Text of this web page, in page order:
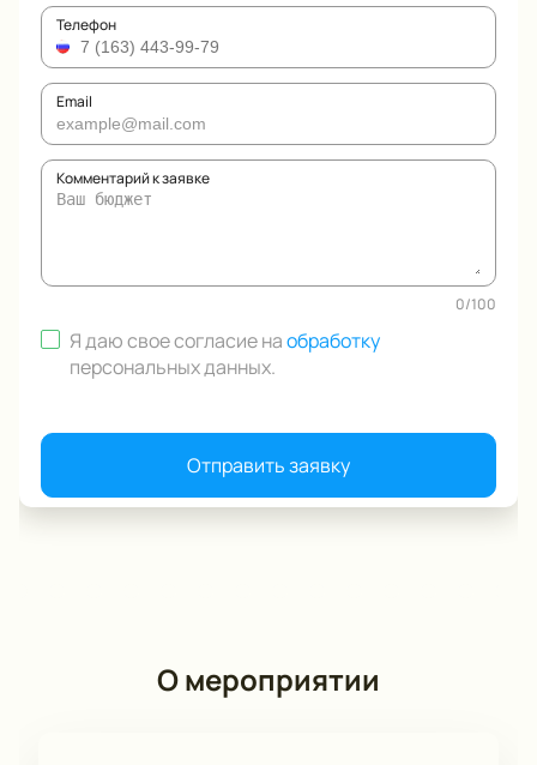
Телефон
Email
Комментарий к заявке
0/100
Я даю свое согласие наобработку
персональных данных.
Отправить заявку
О мероприятии